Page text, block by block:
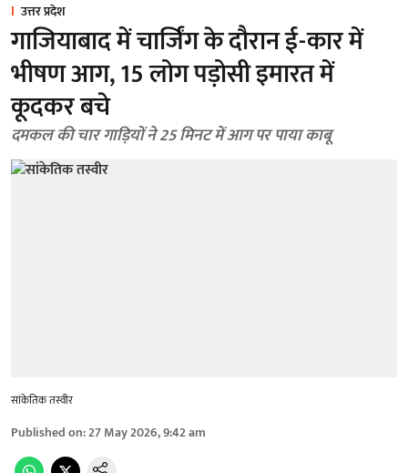
उत्तर प्रदेश
गाजियाबाद में चार्जिंग के दौरान ई-कार में
भीषण आग, 15 लोग पड़ोसी इमारत में
कूदकर बचे
दमकल की चार गाड़ियों ने 25 मिनट में आग पर पाया काबू
सांकेतिक तस्वीर
Published on:27 May 2026, 9:42 am